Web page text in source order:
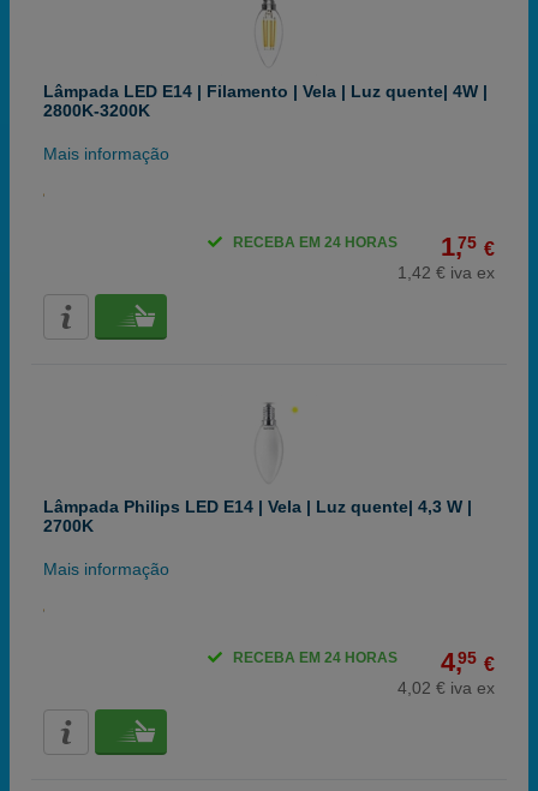
Lâmpada LED E14 | Filamento | Vela | Luz quente| 4W |
2800K-3200K
Mais informação
1,75 €
1,42 € iva ex
RECEBA EM 24 HORAS
Lâmpada Philips LED E14 | Vela | Luz quente| 4,3 W |
2700K
Mais informação
4,95 €
4,02 € iva ex
RECEBA EM 24 HORAS